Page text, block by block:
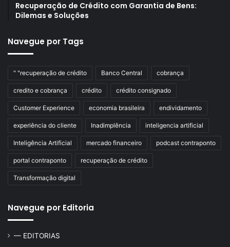
Recuperação de Crédito com Garantia de Bens:
Dilemas e Soluções
Navegue por Tags
" "recuperação de crédito Banco Central cobrança
credito e cobrança crédito crédito consignado
Customer Experience economia brasileira endividamento
experiência do cliente Inadimplência inteligencia artificial
Inteligência Artificial mercado financeiro podcast contraponto
portal contraponto recuperação de crédito
Transformação digital
Navegue por Editoria
— EDITORIAS